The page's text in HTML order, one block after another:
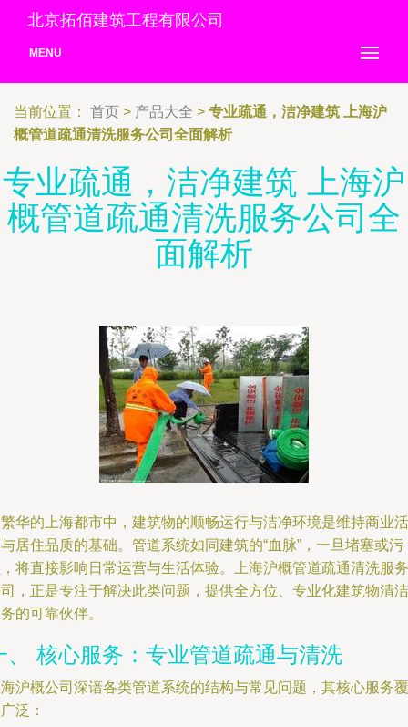
北京拓佰建筑工程有限公司
MENU
当前位置： 首页 > 产品大全 > 专业疏通，洁净建筑 上海沪
概管道疏通清洗服务公司全面解析
专业疏通，洁净建筑 上海沪
概管道疏通清洗服务公司全
面解析
华的上海都市中，建筑物的顺畅运行与洁净环境是维持商业活
居住品质的基础。管道系统如同建筑的“血脉”，一旦堵塞或污
将直接影响日常运营与生活体验。上海沪概管道疏通清洗服务
，正是专注于解决此类问题，提供全方位、专业化建筑物清洁
的可靠伙伴。
、 核心服务：专业管道疏通与清洗
沪概公司深谙各类管道系统的结构与常见问题，其核心服务覆
泛：